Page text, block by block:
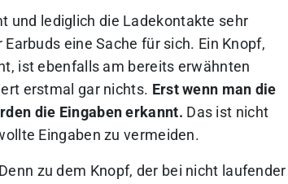
und lediglich die Ladekontakte sehr
eine Sache für sich. Ein Knopf,
ist ebenfalls am bereits erwähnten
erstmal gar nichts. Erst wenn man die
die Eingaben erkannt. Das ist nicht
Eingaben zu vermeiden.
zu dem Knopf, der bei nicht laufender